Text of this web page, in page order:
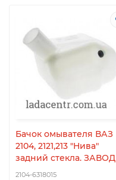
Бачок омывателя ВАЗ
2104, 2121,213 "Нива"
задний стекла. ЗАВОД
2104-6318015